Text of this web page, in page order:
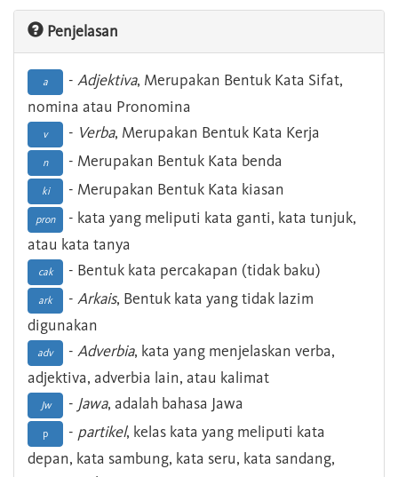
Penjelasan
a - Adjektiva, Merupakan Bentuk Kata Sifat,
nomina atau Pronomina
v - Verba, Merupakan Bentuk Kata Kerja
n - Merupakan Bentuk Kata benda
ki - Merupakan Bentuk Kata kiasan
pron
- kata yang meliputi kata ganti, kata tunjuk,
atau kata tanya
cak - Bentuk kata percakapan (tidak baku)
ark - Arkais, Bentuk kata yang tidak lazim
digunakan
adv - Adverbia, kata yang menjelaskan verba,
adjektiva, adverbia lain, atau kalimat
Jw - Jawa, adalah bahasa Jawa
p - partikel, kelas kata yang meliputi kata
depan, kata sambung, kata seru, kata sandang,